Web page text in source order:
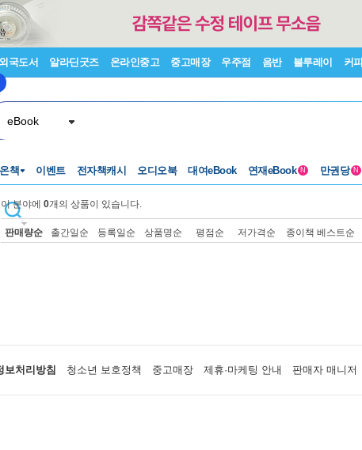
외국도서 알라딘굿즈 온라인중고 중고매장 우주점 음반 블루레이 커피
eBook
책 이벤트 전자책캐시 오디오북 대여eBook 연재eBook N 만권당 N
이 분야에 0개의 상품이 있습니다.
판매량순 출간일순 등록일순 상품명순 평점순 저가격순 종이책 베스트순
보처리방침 청소년 보호정책 중고매장 제휴·마케팅 안내 판매자 매니저